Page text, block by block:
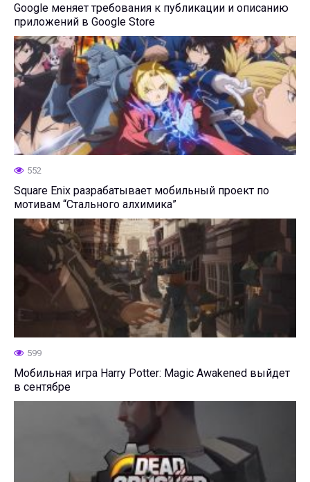
Google меняет требования к публикации и описанию
приложений в Google Store
552
Square Enix разрабатывает мобильный проект по
мотивам “Стального алхимика”
599
Мобильная игра Harry Potter: Magic Awakened выйдет
в сентябре